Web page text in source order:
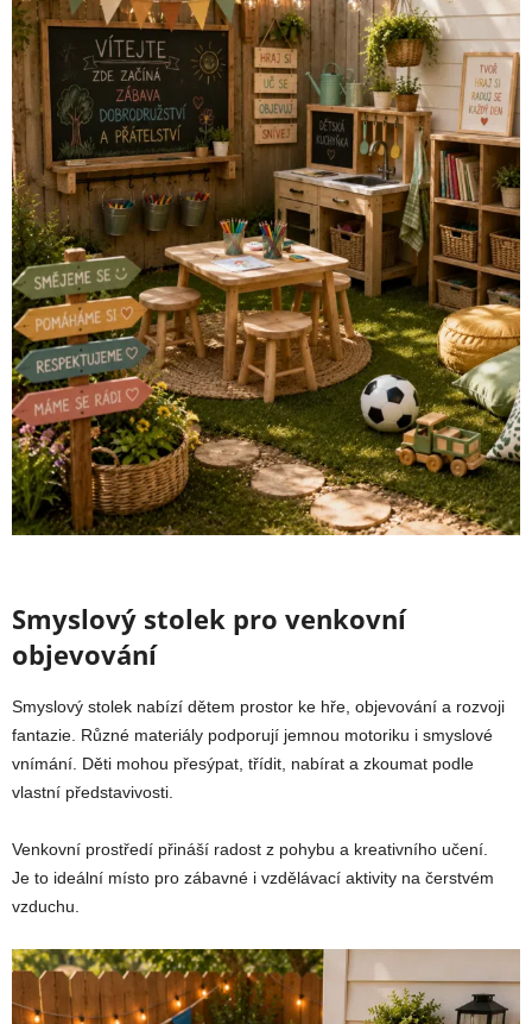
Smyslový stolek pro venkovní
objevování
Smyslový stolek nabízí dětem prostor ke hře, objevování a rozvoji
fantazie. Různé materiály podporují jemnou motoriku i smyslové
vnímání. Děti mohou přesýpat, třídit, nabírat a zkoumat podle
vlastní představivosti.
Venkovní prostředí přináší radost z pohybu a kreativního učení.
Je to ideální místo pro zábavné i vzdělávací aktivity na čerstvém
vzduchu.